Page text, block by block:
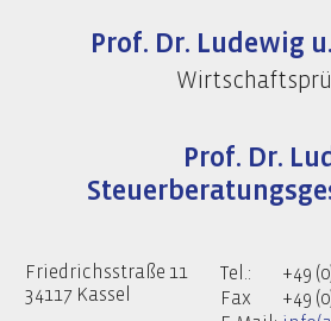
Prof. Dr. Ludewig
Prof. Dr.
Friedrichsstraße 11
34117 Kassel
Tel.:
+49
Fax
+49